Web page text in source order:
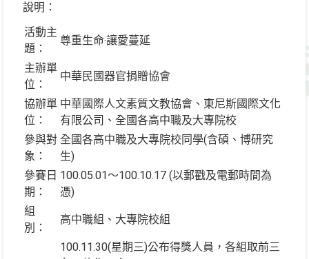
說明：
活動主
題：
尊重生命‧讓愛蔓延
主辦單
位：
中華民國器官捐贈協會
協辦單
位：
中華國際人文素質文教協會、東尼斯國際文化
有限公司、全國各高中職及大專院校
參與對
象：
全國各高中職及大專院校同學(含碩、博研究
生)
參賽日
期：
100.05.01～100.10.17 (以郵戳及電郵時間為
憑)
組
別：
高中職組、大專院校組
100.11.30(星期三)公布得獎人員，各組取前三